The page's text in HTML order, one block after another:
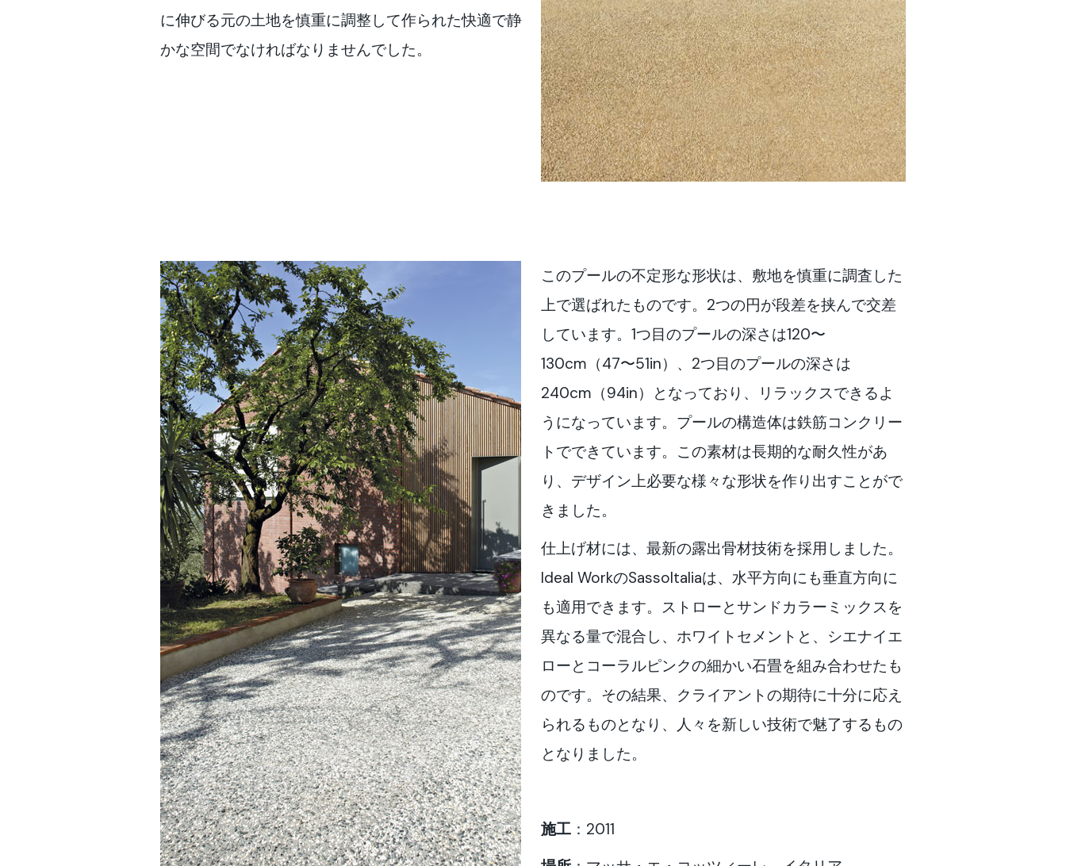
に伸びる元の土地を慎重に調整して作られた快適で静
かな空間でなければなりませんでした。
このプールの不定形な形状は、敷地を慎重に調査した
上で選ばれたものです。2つの円が段差を挟んで交差
しています。1つ目のプールの深さは120〜
130cm（47〜51in）、2つ目のプールの深さは
240cm（94in）となっており、リラックスできるよ
うになっています。プールの構造体は鉄筋コンクリー
トでできています。この素材は長期的な耐久性があ
り、デザイン上必要な様々な形状を作り出すことがで
きました。
仕上げ材には、最新の露出骨材技術を採用しました。
Ideal WorkのSassoItaliaは、水平方向にも垂直方向に
も適用できます。ストローとサンドカラーミックスを
異なる量で混合し、ホワイトセメントと、シエナイエ
ローとコーラルピンクの細かい石畳を組み合わせたも
のです。その結果、クライアントの期待に十分に応え
られるものとなり、人々を新しい技術で魅了するもの
となりました。
施工 ：2011